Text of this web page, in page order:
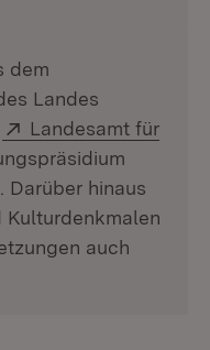
dem
Landes
Extern:
Landesamt für
Fenster)
hinaus
Kulturdenkmalen
auch